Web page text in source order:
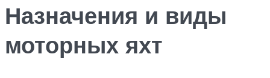
Назначения и виды
моторных яхт